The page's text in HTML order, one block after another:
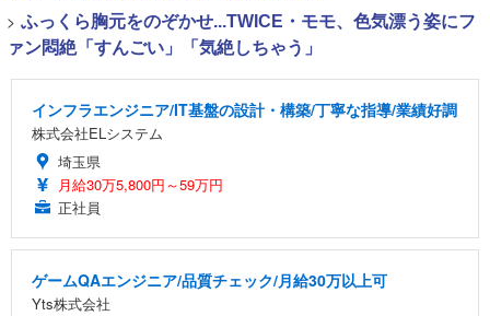
> ふっくら胸元をのぞかせ...TWICE・モモ、色気漂う姿にフ
ァン悶絶「すんごい」「気絶しちゃう」
インフラエンジニア/IT基盤の設計・構築/丁寧な指導/業績好調
株式会社ELシステム
埼玉県
月給30万5,800円～59万円
正社員
ゲームQAエンジニア/品質チェック/月給30万以上可
Yts株式会社